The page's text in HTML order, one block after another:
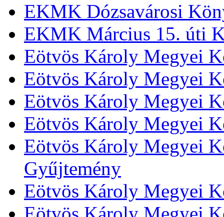
EKMK Dózsavárosi
EKMK Március 15. úti
Eötvös Károly Megyei
Eötvös Károly Megyei
Eötvös Károly Megyei
Eötvös Károly Megyei
Eötvös Károly Megyei
Gyűjtemény
Eötvös Károly Megyei